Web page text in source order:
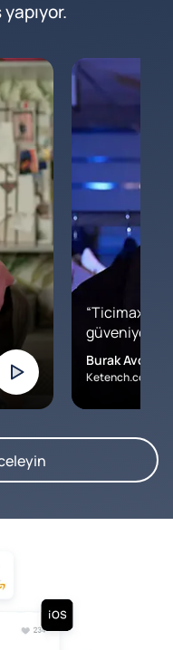
“Ticimax'a
Burak Avcılar
Ketench.com –